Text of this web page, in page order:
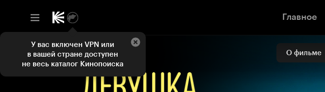
Главное
О фильме
У вас включен VPN или
в вашей стране доступен
не весь каталог Кинопоиска